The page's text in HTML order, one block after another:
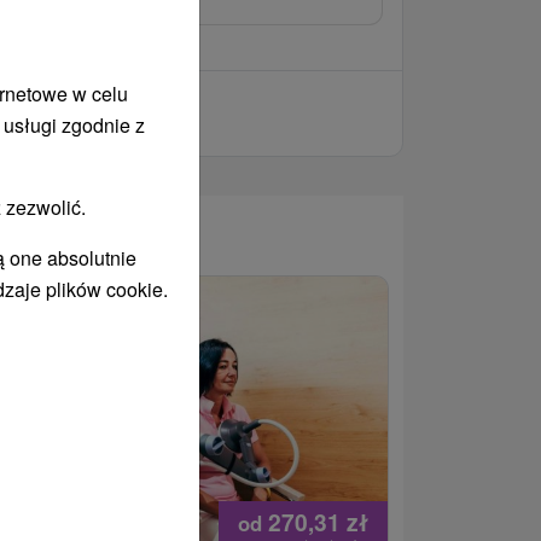
od 270,31 zł
w celu
zgodnie z
one absolutnie
plików cookie.